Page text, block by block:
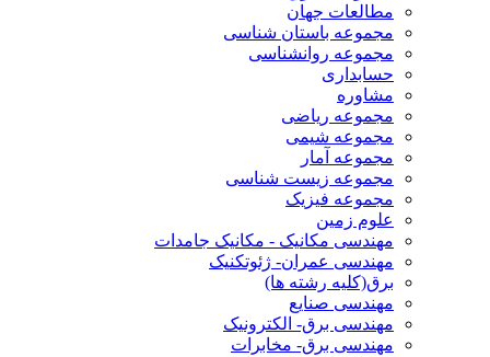
مطالعات جهان
مجموعه باستان شناسی
مجموعه روانشناسی
حسابداری
مشاوره
مجموعه ریاضی
مجموعه شیمی
مجموعه آمار
مجموعه زیست شناسی
مجموعه فیزیک
علوم زمین
مهندسی مکانیک - مکانیک جامدات
مهندسی عمران- ژئوتکنیک
برق(کلیه رشته ها)
مهندسی صنایع
مهندسی برق- الکترونیک
مهندسی برق- مخابرات